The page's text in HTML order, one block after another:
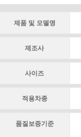
제품 및 모델명
제조사
사이즈
적용차종
품질보증기준